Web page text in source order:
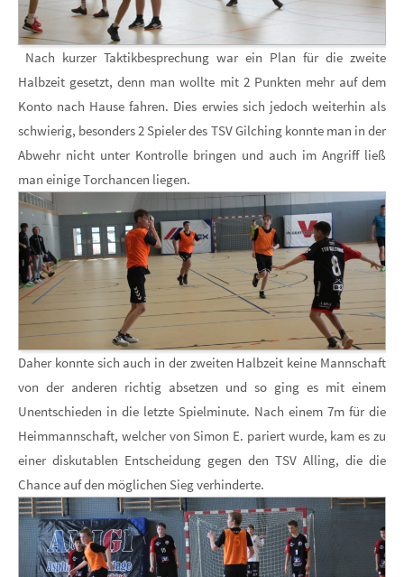
Nach kurzer Taktikbesprechung war ein Plan für die zweite
Halbzeit gesetzt, denn man wollte mit 2 Punkten mehr auf dem
Konto nach Hause fahren. Dies erwies sich jedoch weiterhin als
schwierig, besonders 2 Spieler des TSV Gilching konnte man in der
Abwehr nicht unter Kontrolle bringen und auch im Angriff ließ
man einige Torchancen liegen.
Daher konnte sich auch in der zweiten Halbzeit keine Mannschaft
von der anderen richtig absetzen und so ging es mit einem
Unentschieden in die letzte Spielminute. Nach einem 7m für die
Heimmannschaft, welcher von Simon E. pariert wurde, kam es zu
einer diskutablen Entscheidung gegen den TSV Alling, die die
Chance auf den möglichen Sieg verhinderte.